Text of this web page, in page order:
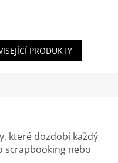
PRODUKTY
které dozdobí každý
scrapbooking nebo